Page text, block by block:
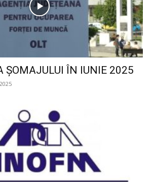
ȘOMAJULUI ÎN IUNIE 2025